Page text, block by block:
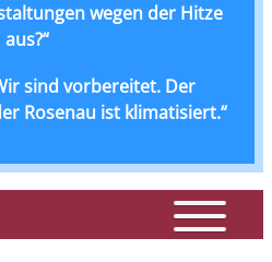
wegen der Hitze
aus?“
sind vorbereitet. Der
Rosenau ist klimatisiert.“